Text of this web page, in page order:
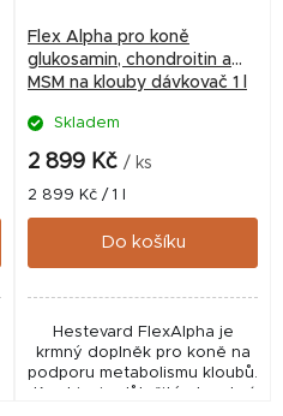
Flex Alpha pro koně
glukosamin, chondroitin a
MSM na klouby dávkovač 1 l
Skladem
2 899 Kč / ks
Měrná
cena:
2 899 Kč / 1 l
Do košíku
Hestevard FlexAlpha je
krmný doplněk pro koně na
podporu metabolismu kloubů.